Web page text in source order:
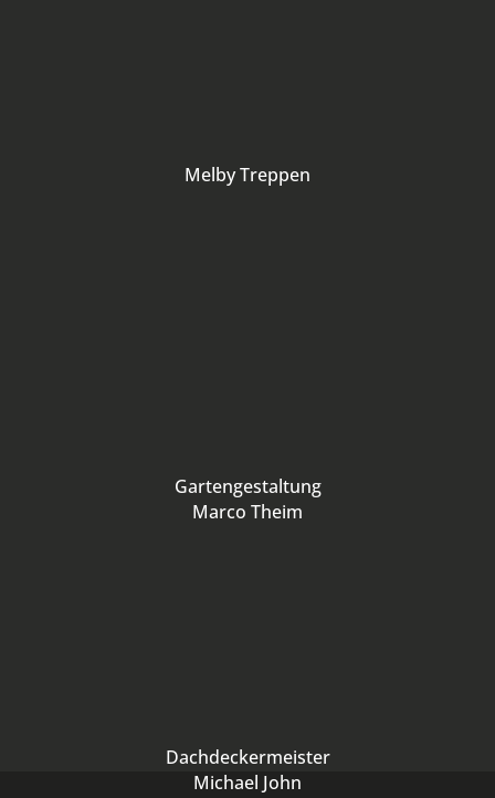
Melby Treppen
Gartengestaltung
Marco Theim
Dachdeckermeister
Michael John